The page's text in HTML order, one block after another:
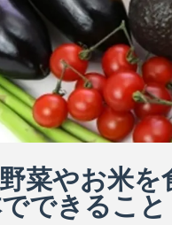
菜やお米
できること